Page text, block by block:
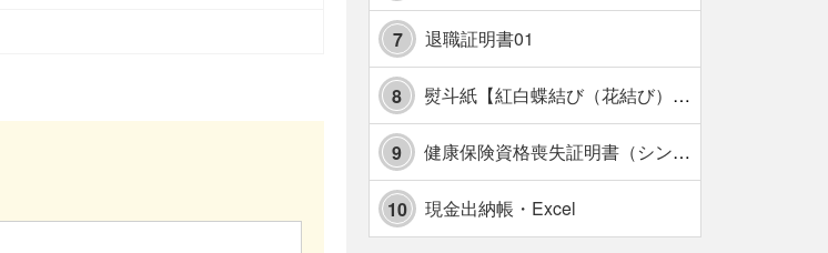
7 退職証明書01
8 熨斗紙【紅白蝶結び（花結び）・水引7本】・Excel
9 健康保険資格喪失証明書（シンプル表形式版）・Excel【見本付き】
10 現金出納帳・Excel